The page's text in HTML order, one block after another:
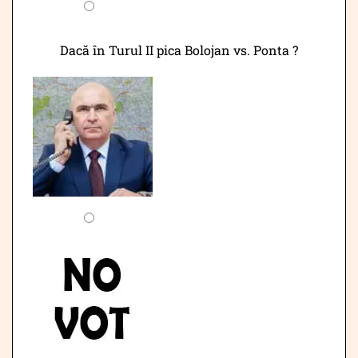
Dacă în Turul II pica Bolojan vs. Ponta ?